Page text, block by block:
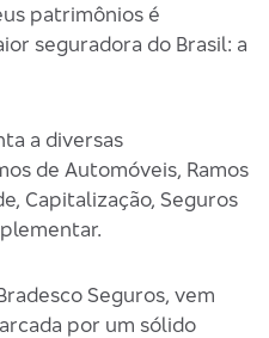
patrimônios é
seguradora do Brasil: a
a diversas
de Automóveis, Ramos
Capitalização, Seguros
Seguros, vem
por um sólido